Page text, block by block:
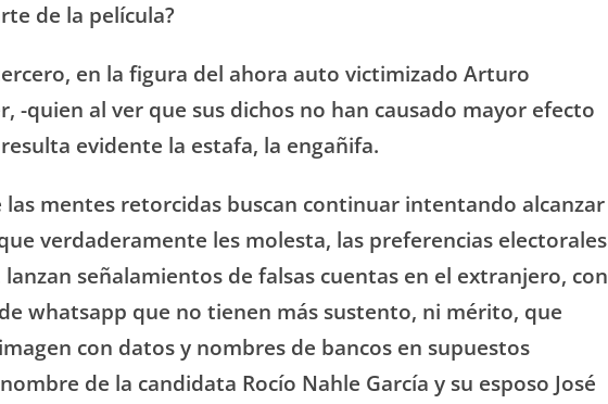
de la película?
en la figura del ahora auto victimizado Arturo
-quien al ver que sus dichos no han causado mayor efecto
evidente la estafa, la engañifa.
mentes retorcidas buscan continuar intentando alcanzar
verdaderamente les molesta, las preferencias electorales
lanzan señalamientos de falsas cuentas en el extranjero, con
whatsapp que no tienen más sustento, ni mérito, que
con datos y nombres de bancos en supuestos
de la candidata Rocío Nahle García y su esposo José